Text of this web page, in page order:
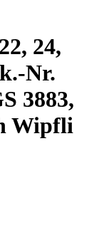
24,
Nr.
3883,
Wipfli